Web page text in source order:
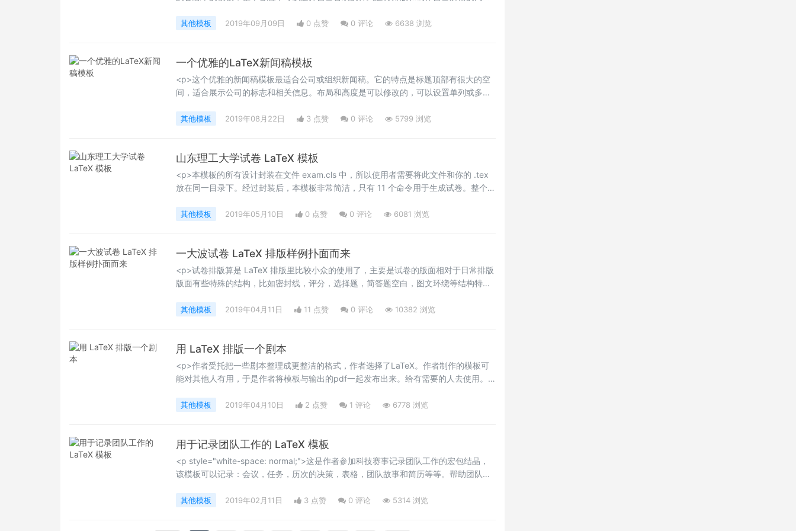
href="https://latex-ninja.com/2019/07/15/cheat-sheets-and-study-summaries/"
其他模板 2019年09月09日 0 点赞 0 评论 6638 浏览
一个优雅的LaTeX新闻稿模板
<p>这个优雅的新闻稿模板最适合公司或组织新闻稿。它的特点是标题顶部有很大的空
间，适合展示公司的标志和相关信息。布局和高度是可以修改的，可以设置单列或多列
的每个条目同样链接回目录。模板提供了表格、文本图和项目符号/编号列表的示例，这
其他模板 2019年08月22日 3 点赞 0 评论 5799 浏览
山东理工大学试卷 LaTeX 模板
<p>本模板的所有设计封装在文件 exam.cls 中，所以使用者需要将此文件和你的 .tex
放在同一目录下。经过封装后，本模板非常简洁，只有 11 个命令用于生成试卷。整个试
Happy&nbsp; LaTeXing！~</p>
其他模板 2019年05月10日 0 点赞 0 评论 6081 浏览
一大波试卷 LaTeX 排版样例扑面而来
<p>试卷排版算是 LaTeX 排版里比较小众的使用了，主要是试卷的版面相对于日常排版
版面有些特殊的结构，比如密封线，评分，选择题，简答题空白，图文环绕等结构特
一亮了。有需要的用户可以下载试用下。Happy LaTeXing！~</p>
其他模板 2019年04月11日 11 点赞 0 评论 10382 浏览
用 LaTeX 排版一个剧本
<p>作者受托把一些剧本整理成更整洁的格式，作者选择了LaTeX。作者制作的模板可
能对其他人有用，于是作者将模板与输出的pdf一起发布出来。给有需要的人去使用。
其他模板 2019年04月10日 2 点赞 1 评论 6778 浏览
用于记录团队工作的 LaTeX 模板
<p style="white-space: normal;">这是作者参加科技赛事记录团队工作的宏包结晶，
该模板可以记录：会议，任务，历次的决策，表格，团队故事和简历等等。帮助团队把
场景需要用到这样的模板，这是一个非常不错的选择。有兴趣的用户可以下载试用下。
其他模板 2019年02月11日 3 点赞 0 评论 5314 浏览